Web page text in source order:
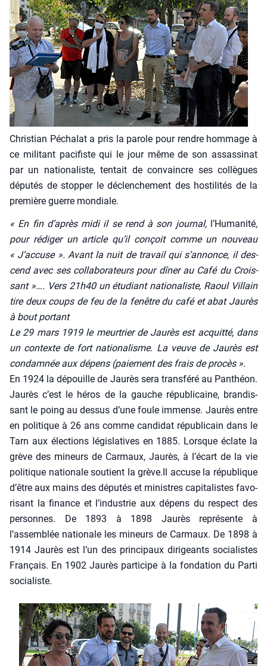
Chris­tian Pécha­lat a pris la parole pour rendre hom­mage à
ce mili­tant paci­fiste qui le jour même de son assas­si­nat
par un natio­na­liste, ten­tait de convaincre ses col­lègues
dépu­tés de stop­per le déclen­che­ment des hos­ti­li­tés de la
pre­mière guerre mon­diale.
« En fin d’après midi il se rend à son jour­nal,l’Humanité,
pour rédi­ger un article qu’il conçoit comme un nou­veau
« J’accuse ». Avant la nuit de tra­vail qui s’annonce, il des­
cend avec ses col­la­bo­ra­teurs pour dîner au Café du Crois­
sant »…. Vers 21h40 un étu­diant natio­na­liste, Raoul Vil­lain
tire deux coups de feu de la fenêtre du café et abat Jau­rès
à bout por­tant
Le 29 mars 1919 le meur­trier de Jau­rès est acquit­té, dans
un contexte de fort natio­na­lisme. La veuve de Jau­rès est
condam­née aux dépens (paie­ment des frais de pro­cès ».
En 1924 la dépouille de Jau­rès sera trans­fé­ré au Pan­théon.
Jau­rès c’est le héros de la gauche répu­bli­caine, bran­dis­
sant le poing au des­sus d’une foule immense. Jau­rès entre
en poli­tique à 26 ans comme can­di­dat répu­bli­cain dans le
Tarn aux élec­tions légis­la­tives en 1885. Lorsque éclate la
grève des mineurs de Car­maux, Jau­rès, à l’écart de la vie
poli­tique natio­nale sou­tient la grève.Il accuse la répu­blique
d’être aux mains des dépu­tés et ministres capi­ta­listes favo­
ri­sant la finance et l’industrie aux dépens du res­pect des
per­sonnes. De 1893 à 1898 Jau­rès repré­sente à
l’assemblée natio­nale les mineurs de Car­maux. De 1898 à
1914 Jau­rès est l’un des prin­ci­paux diri­geants socia­listes
Fran­çais. En 1902 Jau­rès par­ti­cipe à la fon­da­tion du Par­ti
socia­liste.